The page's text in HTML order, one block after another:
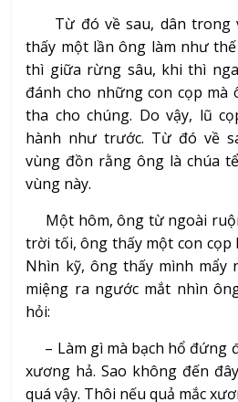
Từ đó về sau, dân trong
thấy một lần ông làm như
thì giữa rừng sâu, khi thì
đánh cho những con cọp mà
tha cho chúng. Do vậy, lũ
hành như trước. Từ đó về
vùng đồn rằng ông là chúa
vùng này.
Một hôm, ông từ ngoài
trời tối, ông thấy một con cọp
Nhìn kỹ, ông thấy mình mẩy
miệng ra ngước mắt nhìn
hỏi:
– Làm gì mà bạch hổ đứng
xương hả. Sao không đến
quá vậy. Thôi nếu quả mắc